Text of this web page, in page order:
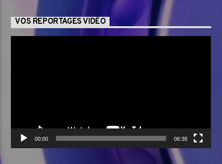
VOS REPORTAGES VIDÉO
00:00 06:38